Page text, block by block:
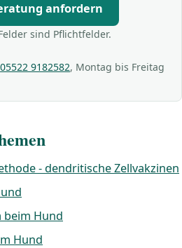
anfordern
sind Pflichtfelder.
05522 9182582, Montag bis Freitag
- dendritische Zellvakzinen
beim Hund
Hund